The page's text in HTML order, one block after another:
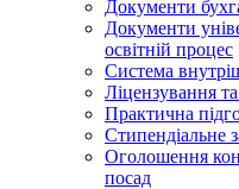
Документи
Документи
освітній процес
Система
Ліцензування
Практична
Стипендіальне
Оголошення
посад